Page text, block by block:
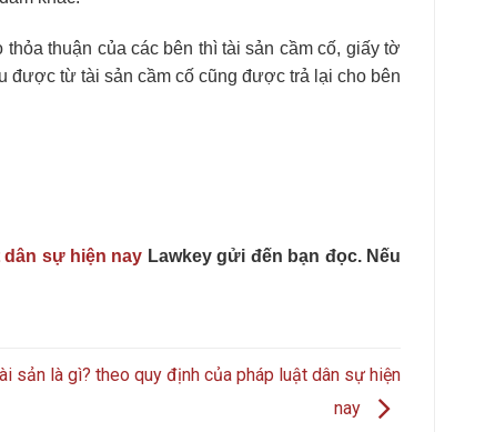
thuận của các bên thì tài sản cầm cố, giấy tờ
được từ tài sản cầm cố cũng được trả lại cho bên
dân sự hiện nay Lawkey gửi đến bạn đọc. Nếu
sản là gì? theo quy định của pháp luật dân sự hiện
nay